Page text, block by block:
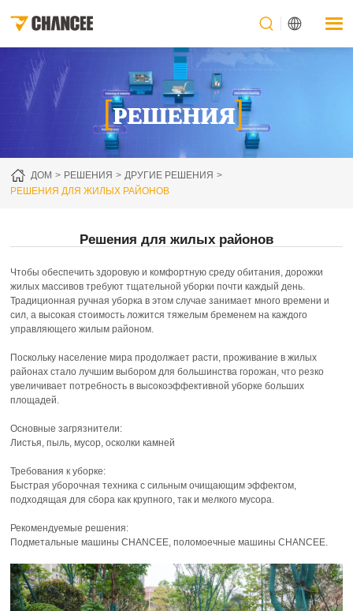
[РЕШЕНИЯ]
ДОМ РЕШЕНИЯ
ДРУГИЕ РЕШЕНИЯ
РЕШЕНИЯ ДЛЯ ЖИЛЫХ РАЙОНОВ
Решения для жилых районов
Чтобы обеспечить здоровую и комфортную среду обитания, дорожки
жилых массивов требуют тщательной уборки почти каждый день.
Традиционная ручная уборка в этом случае занимает много времени и
сил, а высокая стоимость ложится тяжелым бременем на каждого
управляющего жилым районом.
Поскольку население мира продолжает расти, проживание в жилых
районах стало лучшим выбором для большинства горожан, что резко
увеличивает потребность в высокоэффективной уборке больших
площадей.
Основные загрязнители:
Листья, пыль, мусор, осколки камней
Требования к уборке:
Быстрая уборочная техника с сильным очищающим эффектом,
подходящая для сбора как крупного, так и мелкого мусора.
Рекомендуемые решения:
Подметальные машины CHANCEE, поломоечные машины CHANCEE.